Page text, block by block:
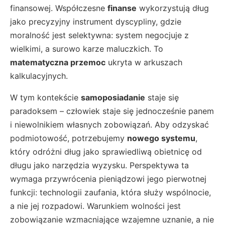
finansowej. Współczesne finanse wykorzystują dług
jako precyzyjny instrument dyscypliny, gdzie
moralność jest selektywna: system negocjuje z
wielkimi, a surowo karze maluczkich. To
matematyczna przemoc ukryta w arkuszach
kalkulacyjnych.
W tym kontekście samoposiadanie staje się
paradoksem – człowiek staje się jednocześnie panem
i niewolnikiem własnych zobowiązań. Aby odzyskać
podmiotowość, potrzebujemy nowego systemu,
który odróżni dług jako sprawiedliwą obietnicę od
długu jako narzędzia wyzysku. Perspektywa ta
wymaga przywrócenia pieniądzowi jego pierwotnej
funkcji: technologii zaufania, która służy wspólnocie,
a nie jej rozpadowi. Warunkiem wolności jest
zobowiązanie wzmacniające wzajemne uznanie, a nie